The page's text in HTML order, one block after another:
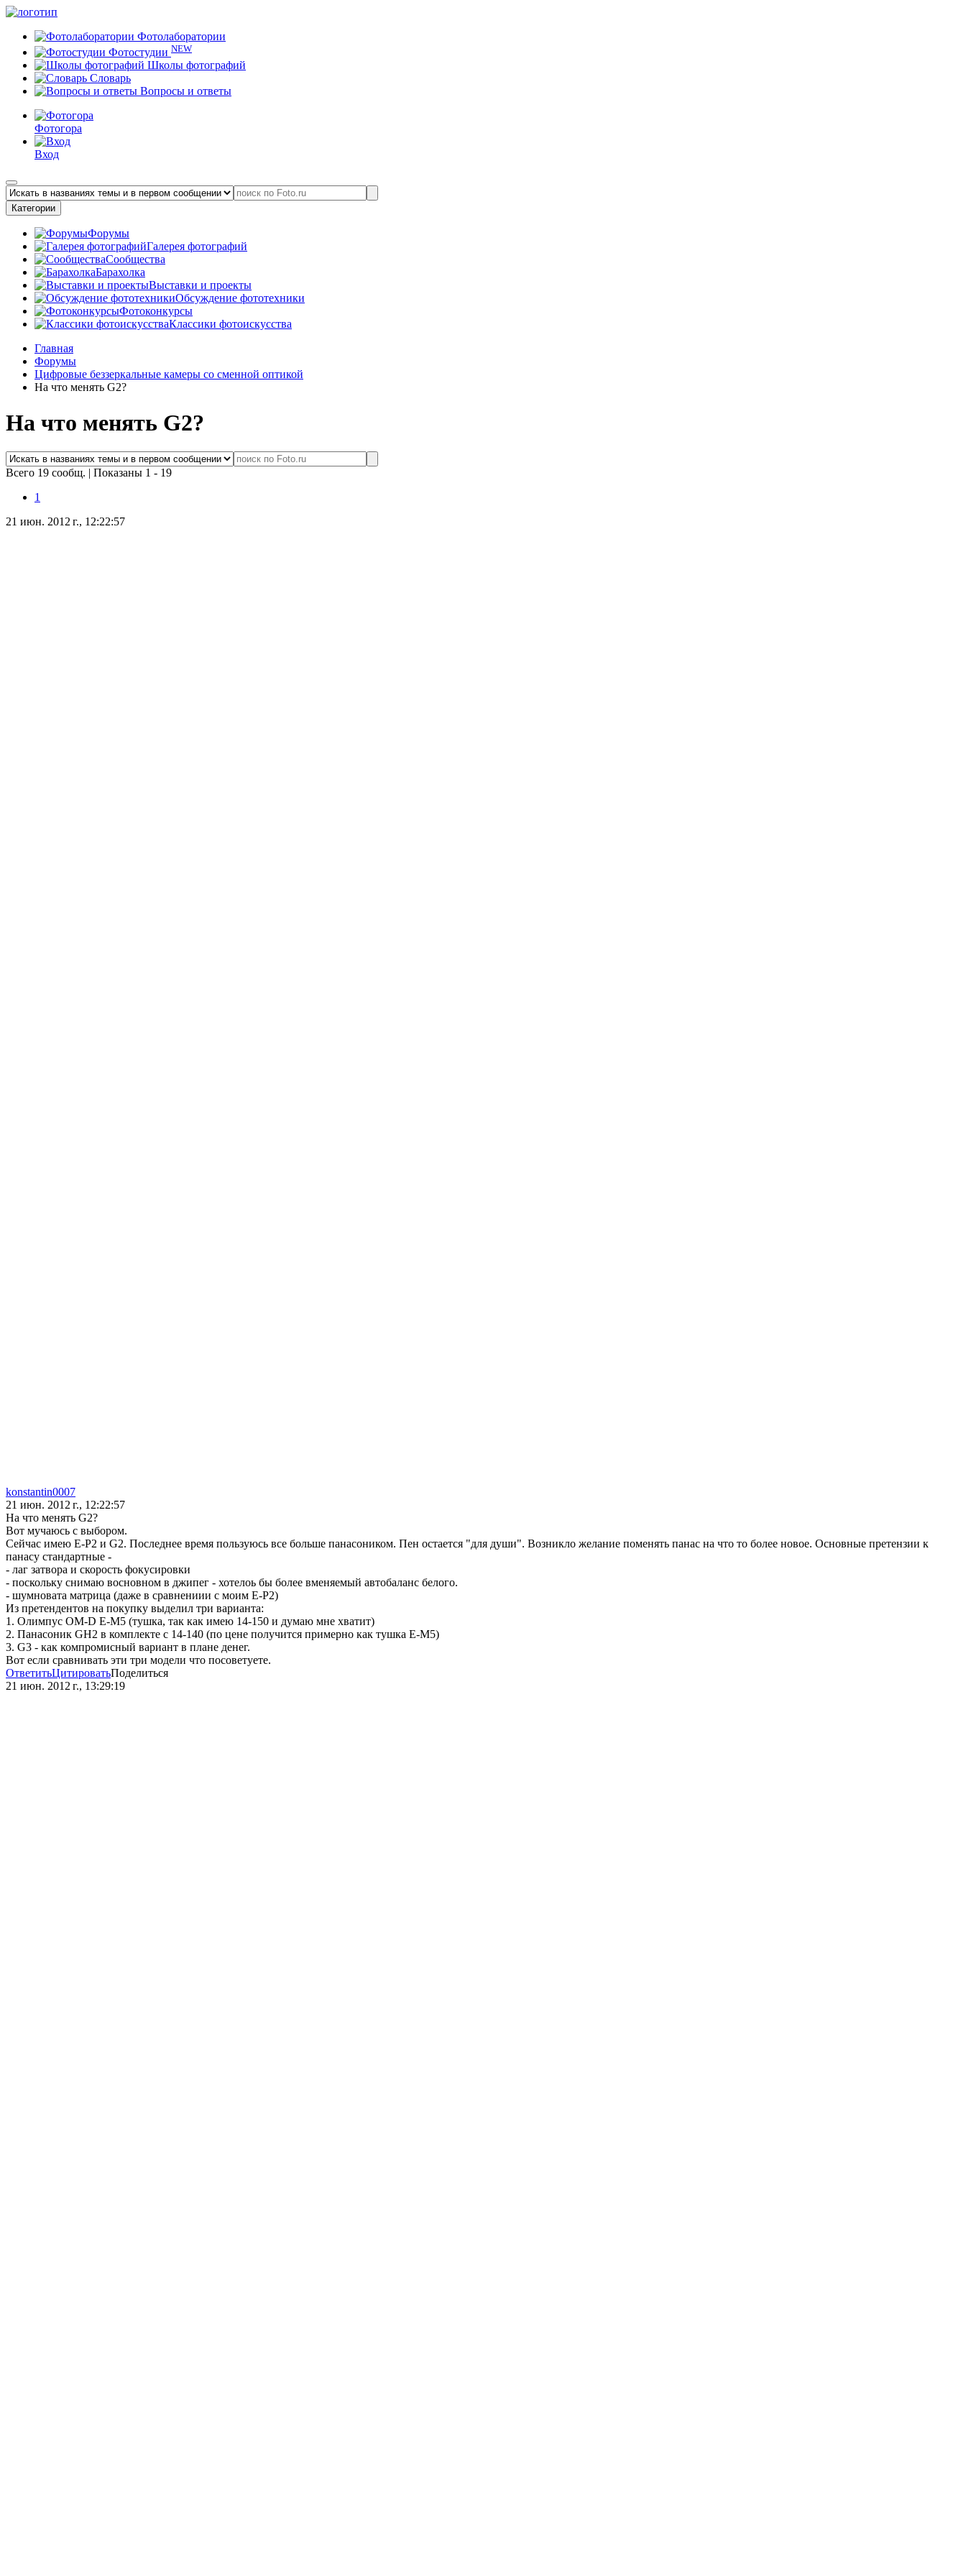
Фотолаборатории
Фотостудии NEW
Школы фотографий
Словарь
Вопросы и ответы
Фотогора
Вход
Категории
Форумы
Галерея фотографий
Сообщества
Барахолка
Выставки и проекты
Обсуждение фототехники
Фотоконкурсы
Классики фотоискусства
Главная
Форумы
Цифровые беззеркальные камеры со сменной оптикой
На что менять G2?
На что менять G2?
Всего 19 сообщ. | Показаны 1 - 19
1
21 июн. 2012 г., 12:22:57
konstantin0007
21 июн. 2012 г., 12:22:57
На что менять G2?
Вот мучаюсь с выбором.
Сейчас имею Е-Р2 и G2. Последнее время пользуюсь все больше панасоником. Пен остается "для души". Возникло желание поменять панас на что то более новое. Основные претензии к
панасу стандартные -
- лаг затвора и скорость фокусировки
- поскольку снимаю восновном в джипег - хотелоь бы более вменяемый автобаланс белого.
- шумновата матрица (даже в сравнениии с моим Е-Р2)
Из претендентов на покупку выделил три варианта:
1. Олимпус OM-D E-M5 (тушка, так как имею 14-150 и думаю мне хватит)
2. Панасоник GН2 в комплекте с 14-140 (по цене получится примерно как тушка Е-М5)
3. G3 - как компромисный вариант в плане денег.
Вот если сравнивать эти три модели что посоветуете.
ОтветитьЦитироватьПоделиться
21 июн. 2012 г., 13:29:19